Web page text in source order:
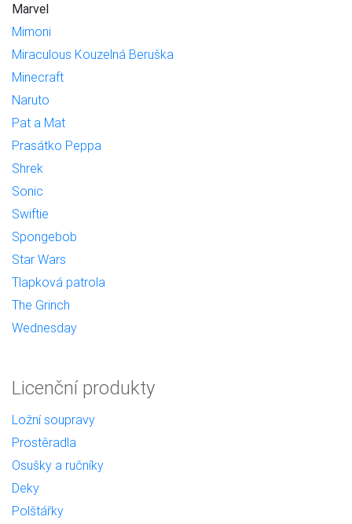
Marvel
Mimoni
Miraculous Kouzelná Beruška
Minecraft
Naruto
Pat a Mat
Prasátko Peppa
Shrek
Sonic
Swiftie
Spongebob
Star Wars
Tlapková patrola
The Grinch
Wednesday
Licenční produkty
Ložní soupravy
Prostěradla
Osušky a ručníky
Deky
Polštářky